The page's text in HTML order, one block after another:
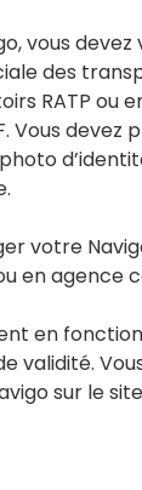
vous
des
RATP ou
Vous devez
votre
en agence
en
validité.
sur le